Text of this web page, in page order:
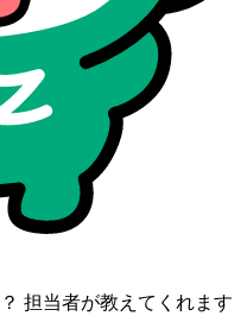
担当者が教えてくれます